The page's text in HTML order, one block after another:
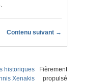
.
Contenu suivant →
historiques
Xenakis
Fièrement
propulsé